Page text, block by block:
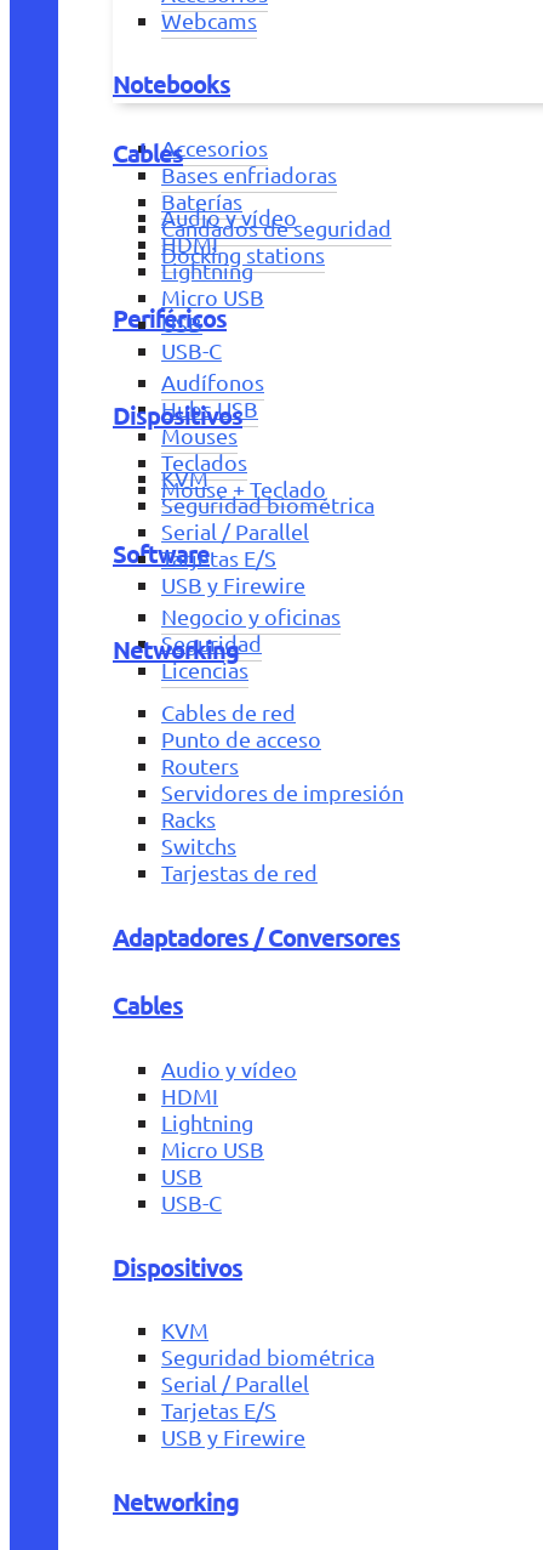
Webcams
Notebooks
Accesorios
Bases enfriadoras
Baterías
Candados de seguridad
Docking stations
Periféricos
Audífonos
Hubs USB
Mouses
Teclados
Mouse + Teclado
Software
Negocio y oficinas
Seguridad
Licencias
Cables
Audio y vídeo
HDMI
Lightning
Micro USB
USB
USB-C
Dispositivos
KVM
Seguridad biométrica
Serial / Parallel
Tarjetas E/S
USB y Firewire
Networking
Cables de red
Punto de acceso
Routers
Servidores de impresión
Racks
Switchs
Tarjestas de red
Adaptadores / Conversores
Cables
Audio y vídeo
HDMI
Lightning
Micro USB
USB
USB-C
Dispositivos
KVM
Seguridad biométrica
Serial / Parallel
Tarjetas E/S
USB y Firewire
Networking